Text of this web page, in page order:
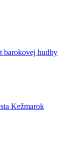
barokovej hudby
Kežmarok